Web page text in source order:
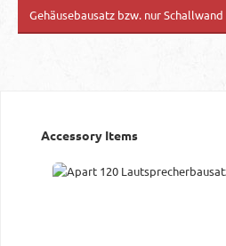
Gehäusebausatz bzw. nur
Produktgalerie überspringen
Accessory Items